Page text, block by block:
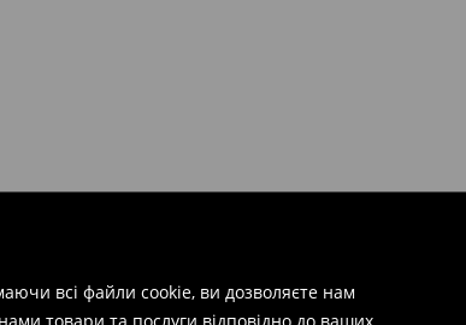
всі файли cookie, ви дозволяєте нам